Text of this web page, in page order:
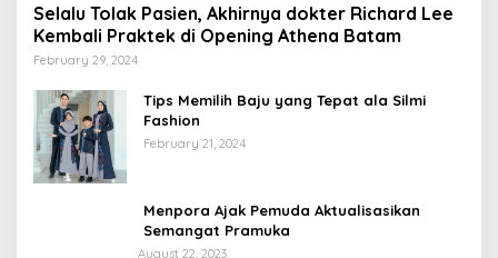
Selalu Tolak Pasien, Akhirnya dokter Richard Lee
Kembali Praktek di Opening Athena Batam
February 29, 2024
Tips Memilih Baju yang Tepat ala Silmi
Fashion
February 21, 2024
Menpora Ajak Pemuda Aktualisasikan
Semangat Pramuka
August 22, 2023